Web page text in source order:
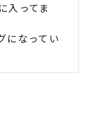
入ってま
になってい